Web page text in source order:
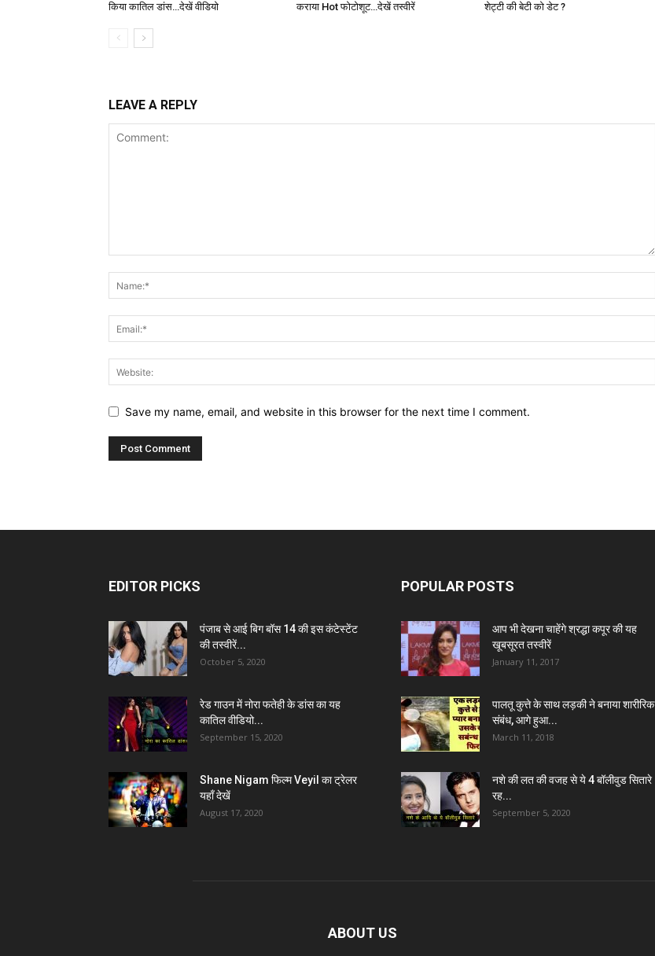
किया कातिल डांस…देखें वीडियो
कराया Hot फोटोशूट…देखें तस्वीरें
शेट्टी की बेटी को डेट ?
LEAVE A REPLY
Save my name, email, and website in this browser for the next time I comment.
EDITOR PICKS
पंजाब से आई बिग बॉस 14 की इस कंटेस्टेंट
की तस्वीरें...
October 5, 2020
रेड गाउन में नोरा फतेही के डांस का यह
कातिल वीडियो...
September 15, 2020
Shane Nigam फिल्म Veyil का ट्रेलर
यहाँ देखें
August 17, 2020
POPULAR POSTS
आप भी देखना चाहेंगे श्रद्धा कपूर की यह
खूबसूरत तस्वीरें
January 11, 2017
पालतू कुत्ते के साथ लड़की ने बनाया शारीरिक
संबंध, आगे हुआ...
March 11, 2018
नशे की लत की वजह से ये 4 बॉलीवुड सितारे
रह...
September 5, 2020
ABOUT US